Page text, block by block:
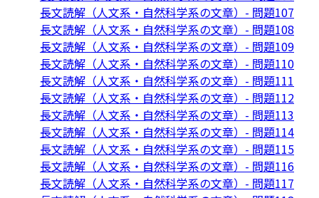
長文読解（人文系・自然科学系の文章）- 問題107
長文読解（人文系・自然科学系の文章）- 問題108
長文読解（人文系・自然科学系の文章）- 問題109
長文読解（人文系・自然科学系の文章）- 問題110
長文読解（人文系・自然科学系の文章）- 問題111
長文読解（人文系・自然科学系の文章）- 問題112
長文読解（人文系・自然科学系の文章）- 問題113
長文読解（人文系・自然科学系の文章）- 問題114
長文読解（人文系・自然科学系の文章）- 問題115
長文読解（人文系・自然科学系の文章）- 問題116
長文読解（人文系・自然科学系の文章）- 問題117